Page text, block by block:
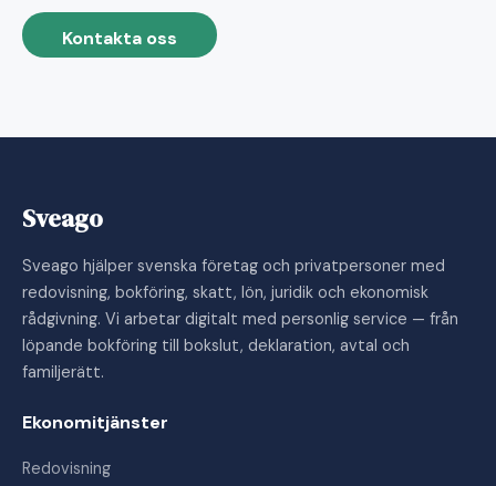
Kontakta oss
Sveago
Sveago hjälper svenska företag och privatpersoner med
redovisning, bokföring, skatt, lön, juridik och ekonomisk
rådgivning. Vi arbetar digitalt med personlig service — från
löpande bokföring till bokslut, deklaration, avtal och
familjerätt.
Ekonomitjänster
Redovisning